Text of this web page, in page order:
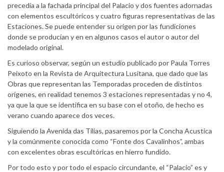
precedía a la fachada principal del Palacio y dos fuentes adornadas
con elementos escultóricos y cuatro figuras representativas de las
Estaciones. Se puede entender su origen por las fundiciones
donde se producían y en en algunos casos el autor o autor del
modelado original.
Es curioso observar, según un estudio publicado por Paula Torres
Peixoto en la Revista de Arquitectura Lusitana, que dado que las
Obras que representan las Temporadas proceden de distintos
orígenes, en realidad tenemos 3 estaciones representadas y no 4,
ya que la que se identifica en su base con el otoño, de hecho es
verano cuando aparece dos veces.
Siguiendo la Avenida das Tílias, pasaremos por la Concha Acustica
y la comúnmente conocida como “Fonte dos Cavalinhos”, ambas
con excelentes obras escultóricas en hierro fundido.
Por todo esto y por todo el espacio circundante, el “Palacio” es y